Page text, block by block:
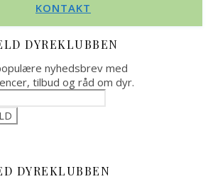
KONTAKT
DYREKLUBBEN
nyhedsbrev med
tilbud og råd om dyr.
DYREKLUBBEN